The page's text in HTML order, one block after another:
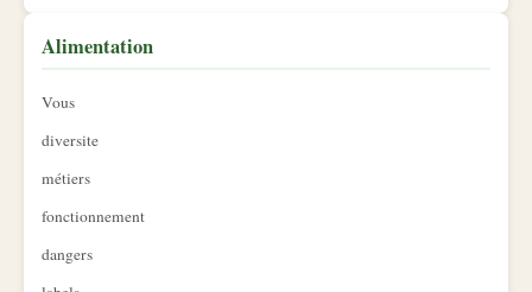
Alimentation
Vous
diversite
métiers
fonctionnement
dangers